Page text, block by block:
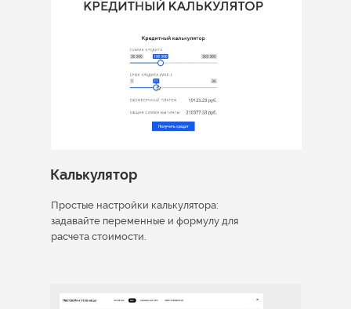
Калькулятор
Простые настройки калькулятора:
задавайте переменные и формулу для
расчета стоимости.